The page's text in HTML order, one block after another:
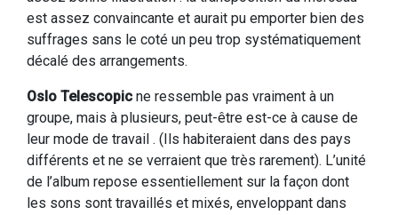
est assez convaincante et aurait pu emporter bien des
suffrages sans le coté un peu trop systématiquement
décalé des arrangements.
Oslo Telescopic ne ressemble pas vraiment à un
groupe, mais à plusieurs, peut-être est-ce à cause de
leur mode de travail . (Ils habiteraient dans des pays
différents et ne se verraient que très rarement). L’unité
de l’album repose essentiellement sur la façon dont
les sons sont travaillés et mixés, enveloppant dans